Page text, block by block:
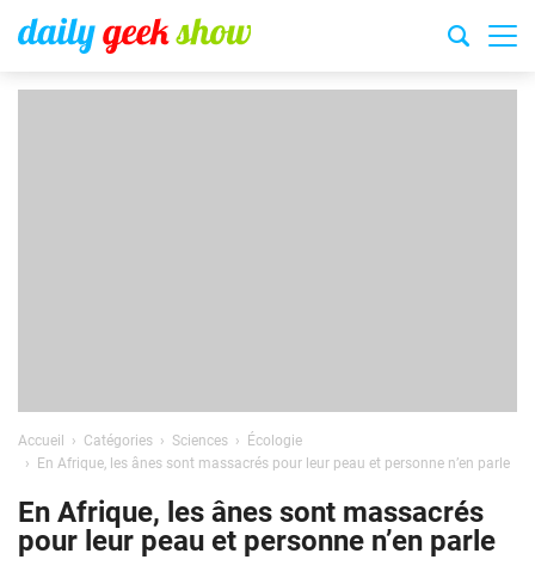
Accueil Catégories Sciences
Écologie
En Afrique, les ânes sont massacrés pour leur peau et personne n’en parle
En Afrique, les ânes sont massacrés
pour leur peau et personne n’en parle